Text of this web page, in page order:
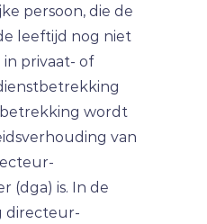
persoon, die de
leeftijd nog niet
privaat- of
wordt
van
(dga) is. In de
directeur-